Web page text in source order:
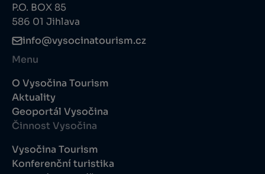
P.O. BOX 85
586 01 Jihlava
info@vysocinatourism.cz
Menu
O Vysočina Tourism
Aktuality
Geoportál Vysočina
Činnost Vysočina
Vysočina Tourism
Konferenční turistika